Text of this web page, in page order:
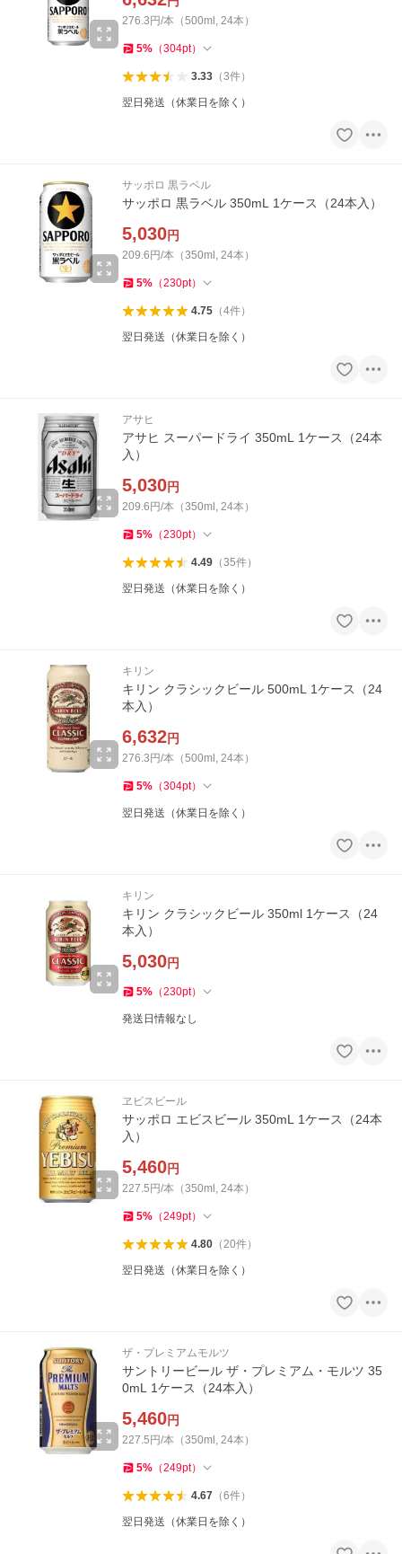
276.3円/本（500ml, 24本）
5% （304pt）
3.33（3件）
翌日発送（休業日を除く）
サッポロ 黒ラベル
サッポロ 黒ラベル 350mL 1ケース（24本入）
5,030円
209.6円/本（350ml, 24本）
5% （230pt）
4.75（4件）
翌日発送（休業日を除く）
アサヒ
アサヒ スーパードライ 350mL 1ケース（24本
入）
5,030円
209.6円/本（350ml, 24本）
5% （230pt）
4.49（35件）
翌日発送（休業日を除く）
キリン
キリン クラシックビール 500mL 1ケース（24
本入）
6,632円
276.3円/本（500ml, 24本）
5% （304pt）
翌日発送（休業日を除く）
キリン
キリン クラシックビール 350ml 1ケース（24
本入）
5,030円
5% （230pt）
発送日情報なし
ヱビスビール
サッポロ エビスビール 350mL 1ケース（24本
入）
5,460円
227.5円/本（350ml, 24本）
5% （249pt）
4.80（20件）
翌日発送（休業日を除く）
ザ・プレミアムモルツ
サントリービール ザ・プレミアム・モルツ 35
0mL 1ケース（24本入）
5,460円
227.5円/本（350ml, 24本）
5% （249pt）
4.67（6件）
翌日発送（休業日を除く）